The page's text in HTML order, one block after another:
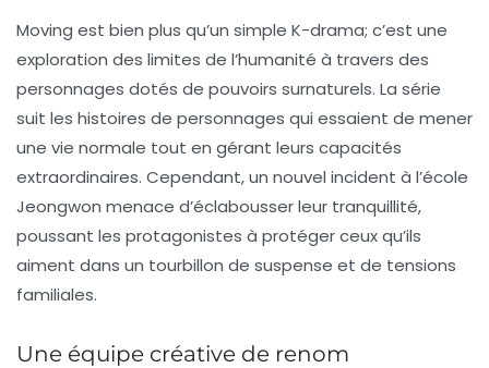
Moving est bien plus qu’un simple K-drama; c’est une
exploration des limites de l’humanité à travers des
personnages dotés de pouvoirs surnaturels. La série
suit les histoires de personnages qui essaient de mener
une vie normale tout en gérant leurs capacités
extraordinaires. Cependant, un nouvel incident à l’école
Jeongwon menace d’éclabousser leur tranquillité,
poussant les protagonistes à protéger ceux qu’ils
aiment dans un tourbillon de suspense et de tensions
familiales.
Une équipe créative de renom